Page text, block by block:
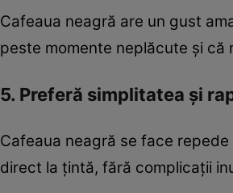
Cafeaua neagră are un gust
peste momente neplăcute și că
5. Preferă simplitatea și
Cafeaua neagră se face
direct la țintă, fără complicații